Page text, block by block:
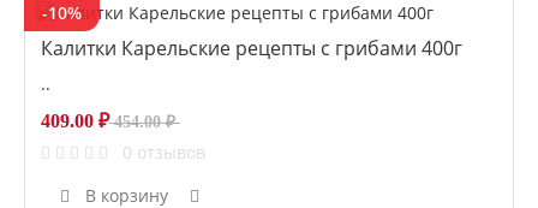
-10%
Калитки Карельские рецепты с грибами 400г
..
454.00 ₽
409.00 ₽
0 отзывов
В корзину